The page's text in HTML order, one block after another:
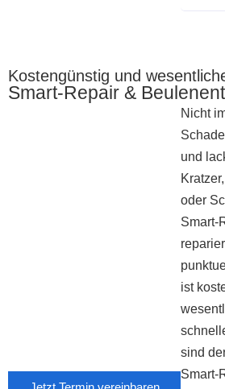
Kostengünstig und
Smart-Repair &
Nicht
und
oder
Smart-
ist
sind
Smart-